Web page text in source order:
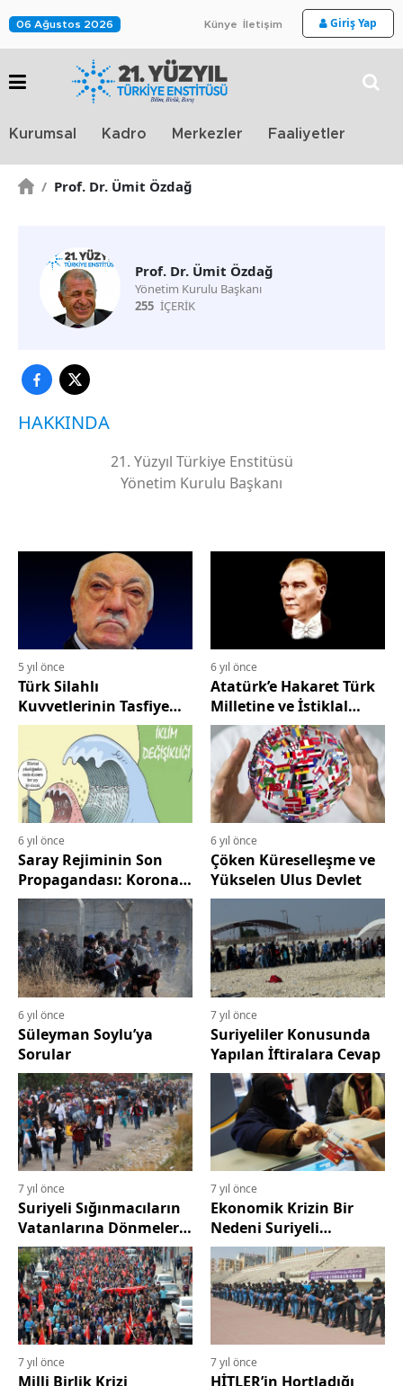
06 Ağustos 2026 Künye İletişim Giriş Yap
Kurumsal Kadro Merkezler Faaliyetler
/ Prof. Dr. Ümit Özdağ
Prof. Dr. Ümit Özdağ
Yönetim Kurulu Başkanı
255 İÇERİK
HAKKINDA
21. Yüzyıl Türkiye Enstitüsü
Yönetim Kurulu Başkanı
5 yıl önce
Türk Silahlı
Kuvvetlerinin Tasfiye
Edilmesi Projesi veya
“Prof. Dr. Mümtazer
Türköne’yi Doğru
Okumak”
6 yıl önce
Atatürk’e Hakaret Türk
Milletine ve İstiklal
Savaşına Hakarettir
6 yıl önce
Saray Rejiminin Son
Propagandası: Korona
İle Mücadelede Başarı
Efsanesi
6 yıl önce
Çöken Küreselleşme ve
Yükselen Ulus Devlet
6 yıl önce
Süleyman Soylu’ya
Sorular
7 yıl önce
Suriyeliler Konusunda
Yapılan İftiralara Cevap
7 yıl önce
Suriyeli Sığınmacıların
Vatanlarına Dönmeleri
İçin Yapılması
Gerekenler
7 yıl önce
Ekonomik Krizin Bir
Nedeni Suriyeli
Sığınmacılardır
7 yıl önce
Milli Birlik Krizi
7 yıl önce
HİTLER’in Hortladığı